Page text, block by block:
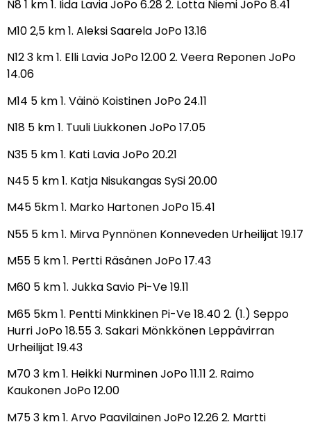
N8 1 km 1. Iida Lavia JoPo 6.28 2. Lotta Niemi JoPo 8.41
M10 2,5 km 1. Aleksi Saarela JoPo 13.16
N12 3 km 1. Elli Lavia JoPo 12.00 2. Veera Reponen JoPo
14.06
M14 5 km 1. Väinö Koistinen JoPo 24.11
N18 5 km 1. Tuuli Liukkonen JoPo 17.05
N35 5 km 1. Kati Lavia JoPo 20.21
N45 5 km 1. Katja Nisukangas SySi 20.00
M45 5km 1. Marko Hartonen JoPo 15.41
N55 5 km 1. Mirva Pynnönen Konneveden Urheilijat 19.17
M55 5 km 1. Pertti Räsänen JoPo 17.43
M60 5 km 1. Jukka Savio Pi-Ve 19.11
M65 5km 1. Pentti Minkkinen Pi-Ve 18.40 2. (1.) Seppo
Hurri JoPo 18.55 3. Sakari Mönkkönen Leppävirran
Urheilijat 19.43
M70 3 km 1. Heikki Nurminen JoPo 11.11 2. Raimo
Kaukonen JoPo 12.00
M75 3 km 1. Arvo Paavilainen JoPo 12.26 2. Martti